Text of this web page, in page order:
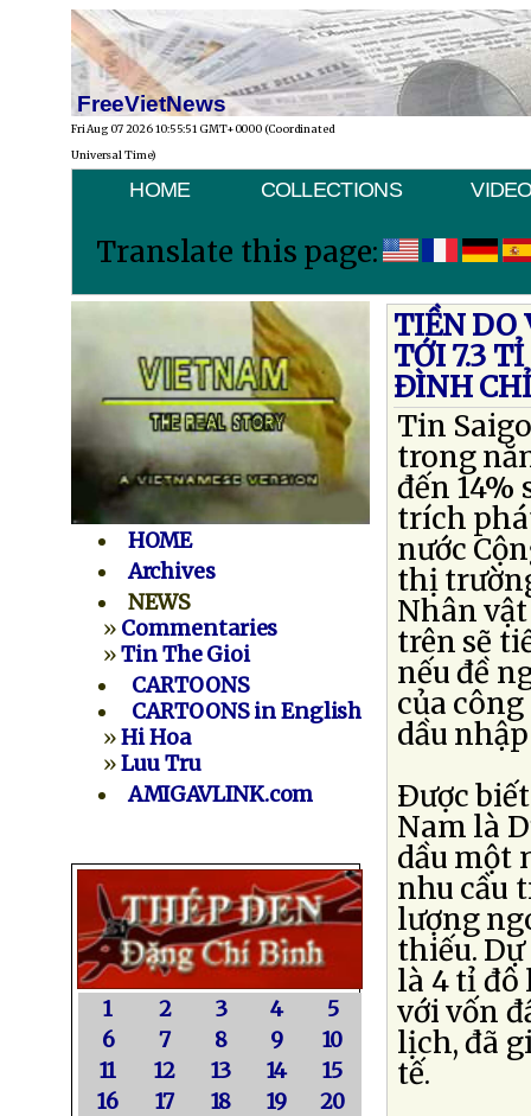
FreeVietNews
Fri Aug 07 2026 10:55:51 GMT+0000 (Coordinated
Universal Time)
HOME COLLECTIONS
Translate this page:
HOME
Archives
NEWS
» Commentaries
»Tin The Gioi
CARTOONS
CARTOONS in English
»Hi Hoa
»Luu Tru
AMIGAVLINK.com
1 2 3 4
5
6
7 8 9
10
11
12 13 14
15
16
17 18 19
20
TIỀN DO
TỚI 7.3
ÐÌNH CHỈ
Tin
trong
đến 14%
trích
nước
thị
Nhân
trên sẽ
nếu đề
của
dầu
Ðược
Nam là
dầu một
nhu cầu
lượng
thiếu.
là 4 tỉ đô
với vốn
lịch, đã
tế.